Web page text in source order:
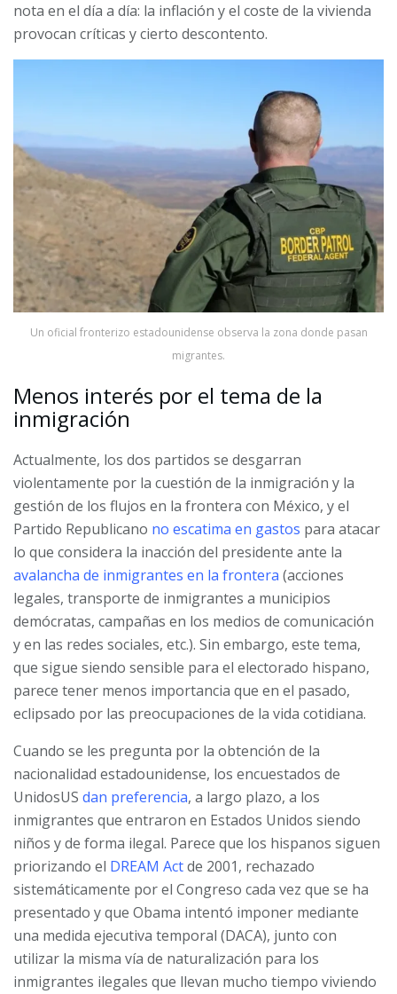
nota en el día a día: la inflación y el coste de la vivienda
provocan críticas y cierto descontento.
Un oficial fronterizo estadounidense observa la zona donde pasan
migrantes.
Menos interés por el tema de la
inmigración
Actualmente, los dos partidos se desgarran
violentamente por la cuestión de la inmigración y la
gestión de los flujos en la frontera con México, y el
Partido Republicano no escatima en gastos para atacar
lo que considera la inacción del presidente ante la
avalancha de inmigrantes en la frontera (acciones
legales, transporte de inmigrantes a municipios
demócratas, campañas en los medios de comunicación
y en las redes sociales, etc.). Sin embargo, este tema,
que sigue siendo sensible para el electorado hispano,
parece tener menos importancia que en el pasado,
eclipsado por las preocupaciones de la vida cotidiana.
Cuando se les pregunta por la obtención de la
nacionalidad estadounidense, los encuestados de
UnidosUS dan preferencia, a largo plazo, a los
inmigrantes que entraron en Estados Unidos siendo
niños y de forma ilegal. Parece que los hispanos siguen
priorizando el DREAM Actde 2001, rechazado
sistemáticamente por el Congreso cada vez que se ha
presentado y que Obama intentó imponer mediante
una medida ejecutiva temporal (DACA), junto con
utilizar la misma vía de naturalización para los
inmigrantes ilegales que llevan mucho tiempo viviendo